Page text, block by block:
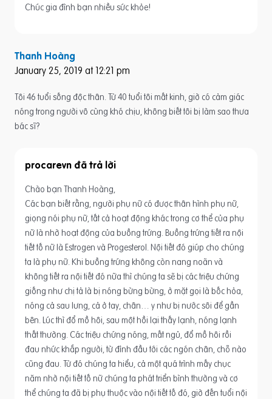
Chúc gia đình bạn nhiều sức khỏe!
Thanh Hoàng
January 25, 2019 at 12:21 pm
Tôi 46 tuổi sống độc thân. Từ 40 tuổi tôi mất kinh, giờ có cảm giác
nóng trong người vô cùng khó chịu, không biết tôi bị làm sao thưa
bác sĩ?
procarevn
Chào bạn Thanh Hoàng,
Các bạn biết rằng, người phụ nữ có được thân hình phụ nữ,
giọng nói phụ nữ, tất cả hoạt động khác trong cơ thể của phụ
nữ là nhờ hoạt động của buồng trứng. Buồng trứng tiết ra nội
tiết tố nữ là Estrogen và Progesterol. Nội tiết đó giúp cho chúng
ta là phụ nữ. Khi buồng trứng không còn nang noãn và
không tiết ra nội tiết đó nữa thì chúng ta sẽ bị các triệu chứng
giống như chị tả là bị nóng bừng bừng, ở mặt gọi là bốc hỏa,
nóng cả sau lưng, cả ở tay, chân… y như bị nước sôi để gần
bên. Lúc thì đổ mồ hôi, sau một hồi lại thấy lạnh, nóng lạnh
thất thường. Các triệu chứng nóng, mất ngủ, đổ mồ hôi rồi
đau nhức khắp người, từ đỉnh đầu tới các ngón chân, chỗ nào
cũng đau. Từ đó chúng ta hiểu, cả một quá trình mấy chục
năm nhờ nội tiết tố nữ chúng ta phát triển bình thường và cơ
thể chúng ta đã bị phụ thuộc vào nội tiết tố đó, giờ đến tuổi nội